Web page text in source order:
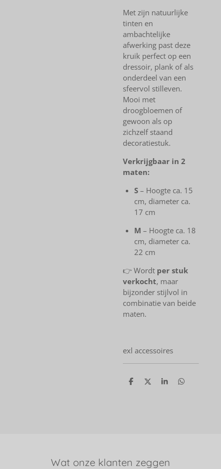
Met zijn natuurlijke
tinten en
ambachtelijke
afwerking past deze
kruik perfect op een
dressoir, plank of als
onderdeel van een
sfeervol stilleven.
Mooi met
droogbloemen of
gewoon als op
zichzelf staand
decoratiestuk.
Verkrijgbaar in 2
maten:
S– Hoogte ca. 15
cm, diameter ca.
17 cm
M – Hoogte ca. 18
cm, diameter ca.
22 cm
👉 Wordt per stuk
verkocht, maar
bijzonder stijlvol in
combinatie van beide
maten.
exl accessoires
D
D
S
D
Wat onze klanten zeggen